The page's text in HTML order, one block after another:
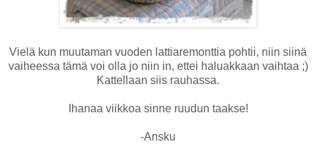
Vielä kun muutaman vuoden lattiaremonttia pohtii, niin siinä
vaiheessa tämä voi olla jo niin in, ettei haluakkaan vaihtaa ;)
Kattellaan siis rauhassa.
Ihanaa viikkoa sinne ruudun taakse!
-Ansku